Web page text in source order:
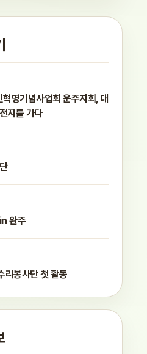
명기념사업회 운주지회, 대
지를 가다
완주
리봉사단 첫 활동